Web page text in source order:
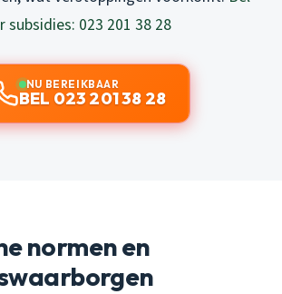
subsidies: 023 201 38 28
NU BEREIKBAAR
BEL 023 201 38 28
normen en